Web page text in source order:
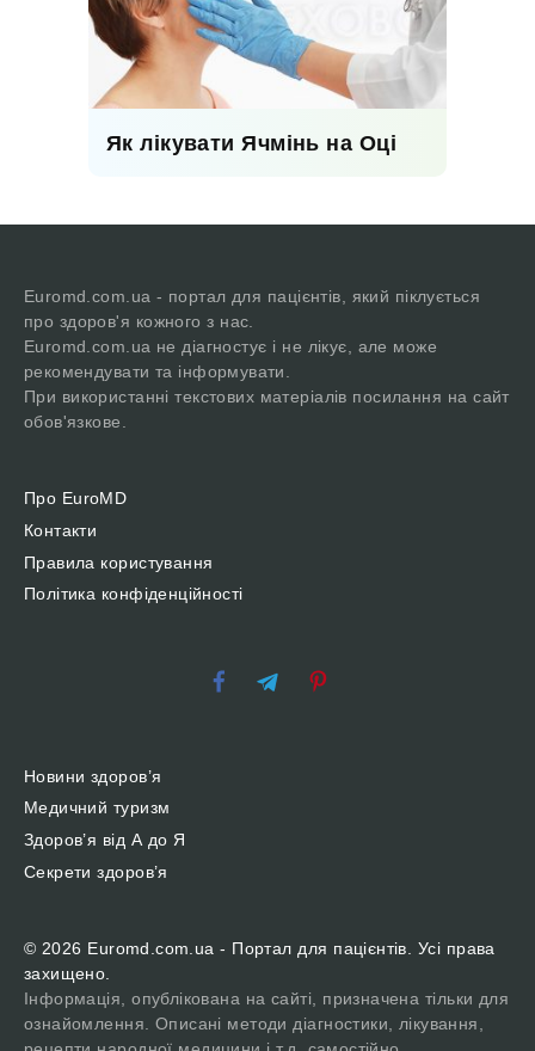
Як лікувати Ячмінь на Оці
Euromd.com.ua - портал для пацієнтів, який піклується
про здоров'я кожного з нас.
Euromd.com.ua не діагностує і не лікує, але може
рекомендувати та інформувати.
При використанні текстових матеріалів посилання на сайт
обов'язкове.
Про EuroMD
Контакти
Правила користування
Політика конфіденційності
Новини здоров’я
Медичний туризм
Здоров’я від А до Я
Секрети здоров’я
© 2026 Euromd.com.ua - Портал для пацієнтів. Усі права
захищено.
Інформація, опублікована на сайті, призначена тільки для
ознайомлення. Описані методи діагностики, лікування,